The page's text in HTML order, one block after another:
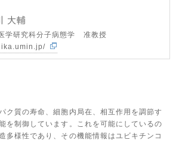
大輔
学研究科分子病態学 准教授
ク質の寿命、細胞内局在、相互作用を調節す
を制御しています。これを可能にしているの
多様性であり、その機能情報はユビキチンコ